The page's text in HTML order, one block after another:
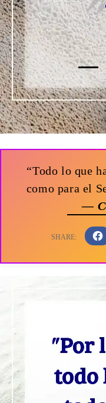
“Todo lo que
como para el
—